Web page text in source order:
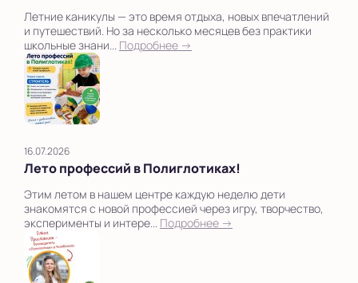
Летние каникулы — это время отдыха, новых впечатлений
и путешествий. Но за несколько месяцев без практики
школьные знани... Подробнее →
16.07.2026
Лето профессий в Полиглотиках!
Этим летом в нашем центре каждую неделю дети
знакомятся с новой профессией через игру, творчество,
эксперименты и интере... Подробнее →